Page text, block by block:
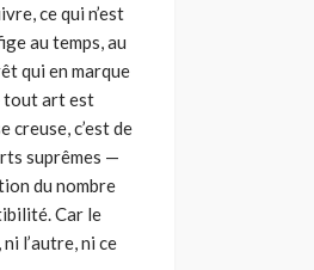
ce qui n’est
au temps, au
qui en marque
tout art est
creuse, c’est de
suprêmes —
du nombre
Car le
l’autre, ni ce